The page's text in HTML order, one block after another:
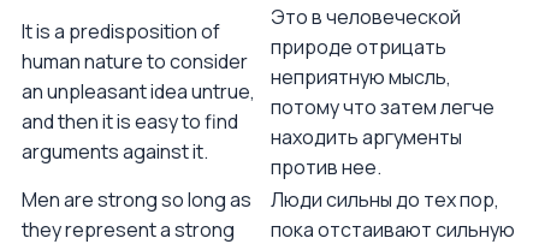
It is a predisposition of
human nature to consider
an unpleasant idea untrue,
and then it is easy to find
arguments against it.
Это в человеческой
природе отрицать
неприятную мысль,
потому что затем легче
находить аргументы
против нее.
Men are strong so long as
they represent a strong
Люди сильны до тех пор,
пока отстаивают сильную